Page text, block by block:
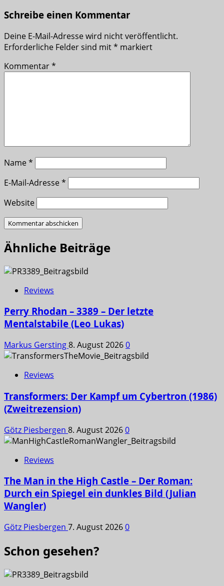
Schreibe einen Kommentar
Deine E-Mail-Adresse wird nicht veröffentlicht.
Erforderliche Felder sind mit* markiert
Kommentar*
Name*
E-Mail-Adresse*
Website
Ähnliche Beiträge
Reviews
Perry Rhodan – 3389 – Der letzte
Mentalstabile (Leo Lukas)
Markus Gersting8. August 20260
Reviews
Transformers: Der Kampf um Cybertron (1986)
(Zweitrezension)
Götz Piesbergen 8. August 20260
Reviews
The Man in the High Castle – Der Roman:
Durch ein Spiegel ein dunkles Bild (Julian
Wangler)
Götz Piesbergen 7. August 20260
Schon gesehen?